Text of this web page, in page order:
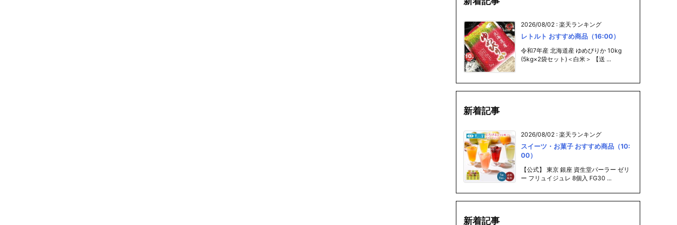
2026/08/02 : 楽天ランキング
レトルト おすすめ商品（16:00）
令和7年産 北海道産 ゆめぴりか 10kg
(5kg×2袋セット)＜白米＞ 【送 ...
新着記事
2026/08/02 : 楽天ランキング
スイーツ・お菓子 おすすめ商品（10:
00）
【公式】 東京 銀座 資生堂パーラー ゼリ
ー フリュイジュレ 8個入 FG30 ...
新着記事